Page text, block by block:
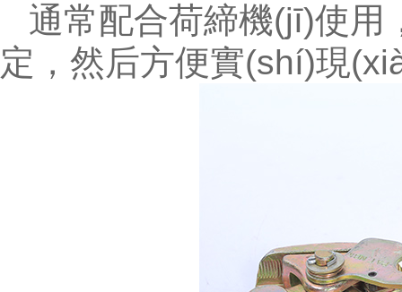
通常配合荷締機(jī)使用
定，然后方便實(shí)現